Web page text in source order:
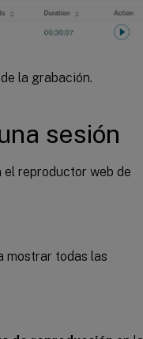
la grabación.
sesión
el reproductor web de
mostrar todas las